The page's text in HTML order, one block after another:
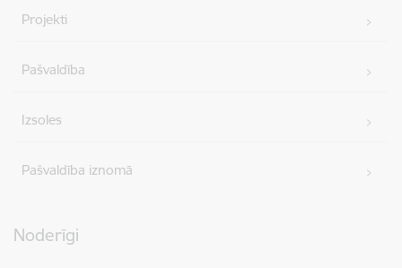
Projekti
Pašvaldība
Izsoles
Pašvaldība iznomā
Noderīgi